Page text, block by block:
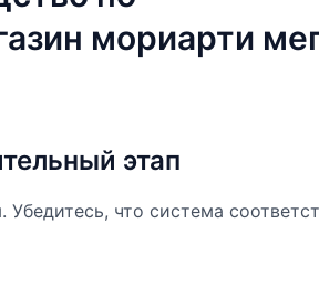
мориарти
этап
что система